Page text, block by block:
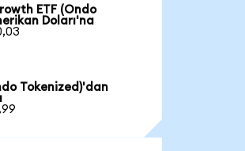
ETF (Ondo
Doları'na
Tokenized)'dan